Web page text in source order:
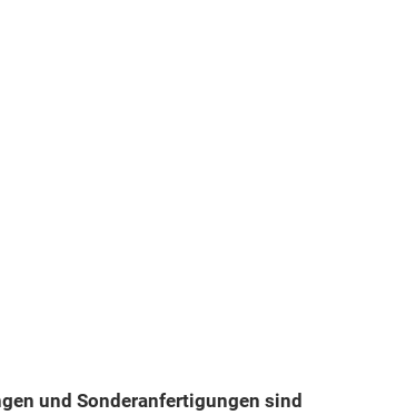
und Sonderanfertigungen sind